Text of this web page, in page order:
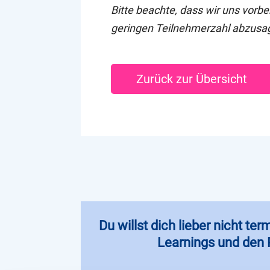
Bitte beachte, dass wir uns
geringen Teilnehmerzahl
Zurück zur Übersicht
Du willst dich lieber nicht
Learnings und